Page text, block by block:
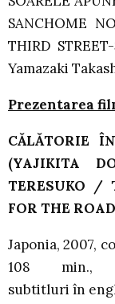
SANCHOME
THIRD
Yamazaki
Prezentarea
CĂLĂTORIE
(YAJIKITA
TERESUKO /
FOR THE
Japonia, 2007,
108 min.,
subtitluri în